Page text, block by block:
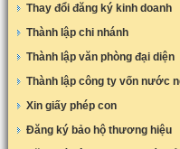
Thay đổi đăng ký kinh doanh
Thành lập chi nhánh
Thành lập văn phòng đại diện
Thành lập công ty vốn nước
Xin giấy phép con
Đăng ký bảo hộ thương hiệu